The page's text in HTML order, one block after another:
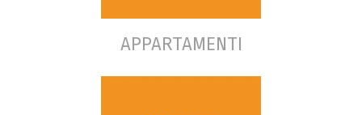
APPARTAMENTI